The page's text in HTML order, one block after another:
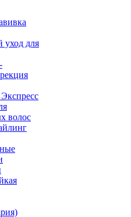
уход для
волос